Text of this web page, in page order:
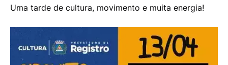
Uma tarde de cultura, movimento e muita energia!